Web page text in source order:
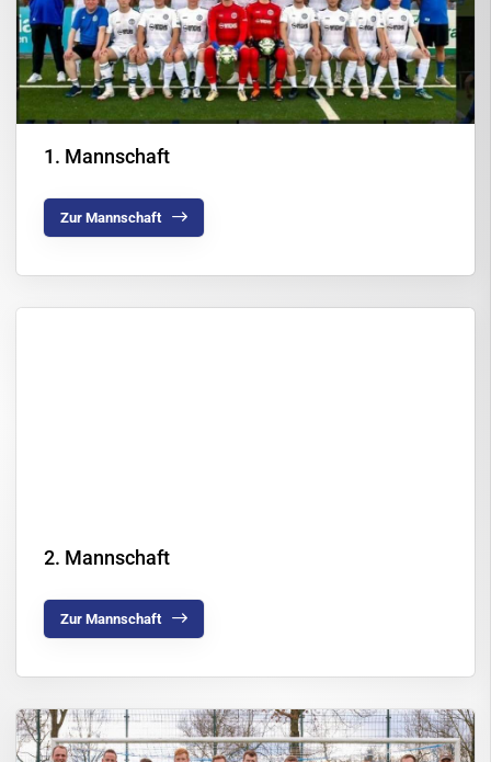
1. Mannschaft
Zur Mannschaft
2. Mannschaft
Zur Mannschaft
Kampfsport Tokugawa Dojo
Karate Dojo
Reha- und Gesundheitssport (RGS)
Leichtathletik-Breitensport-Turnen (LBT)
Tischtennis